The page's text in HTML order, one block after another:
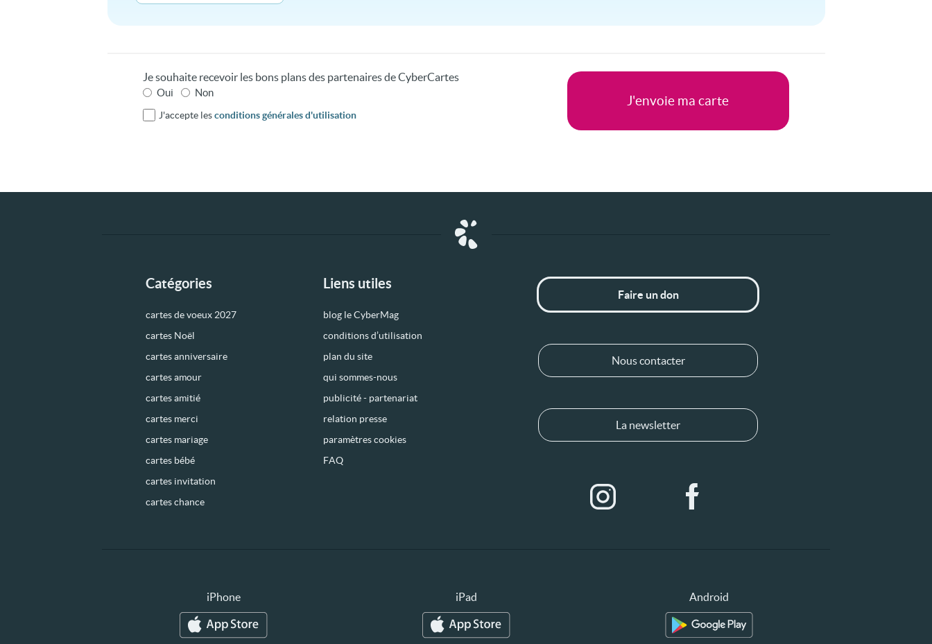
Je souhaite recevoir les bons plans des partenaires de CyberCartes
Oui Non
J'accepte lesconditions générales d'utilisation
Catégories
cartes de voeux 2027
cartes Noël
cartes anniversaire
cartes amour
cartes amitié
cartes merci
cartes mariage
cartes bébé
cartes invitation
cartes chance
Liens utiles
blog le CyberMag
conditions d’utilisation
plan du site
qui sommes-nous
publicité - partenariat
relation presse
paramètres cookies
FAQ
Faire un don
Nous contacter
La newsletter
iPhone iPad Android